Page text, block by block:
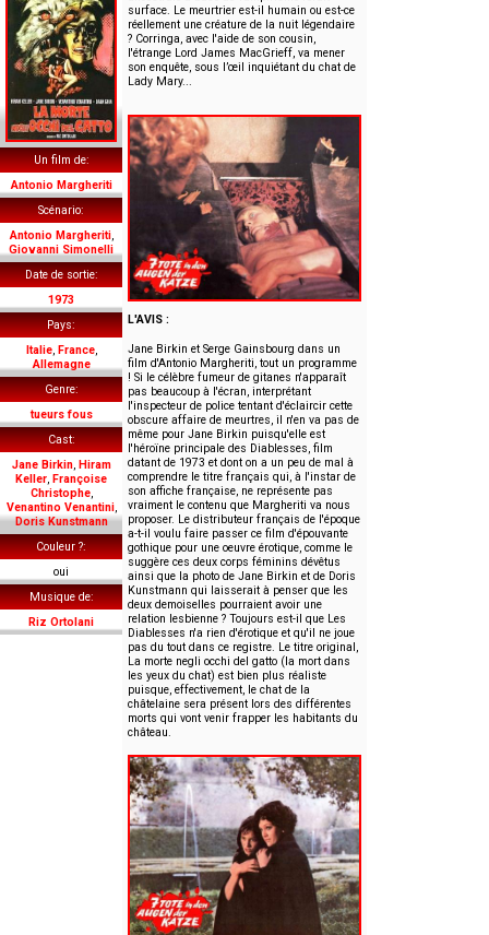
Un film de
Antonio Margheriti
Scénario
Antonio Margheriti,
Giovanni Simonelli
Date de sortie
1973
Pays
Italie, France,
Allemagne
Genre
tueurs fous
Cast
Jane Birkin, Hiram
Keller, Françoise
Christophe,
Venantino Venantini,
Doris Kunstmann
Couleur ?
oui
Musique de
Riz Ortolani
surface. Le meurtrier est-il humain ou est-ce
réellement une créature de la nuit légendaire
? Corringa, avec l'aide de son cousin,
l'étrange Lord James MacGrieff, va mener
son enquête, sous l’œil inquiétant du chat de
Lady Mary...
L'AVIS :
Jane Birkin et Serge Gainsbourg dans un
film d'Antonio Margheriti, tout un programme
! Si le célèbre fumeur de gitanes n'apparaît
pas beaucoup à l'écran, interprétant
l'inspecteur de police tentant d'éclaircir cette
obscure affaire de meurtres, il n'en va pas de
même pour Jane Birkin puisqu'elle est
l'héroïne principale des Diablesses, film
datant de 1973 et dont on a un peu de mal à
comprendre le titre français qui, à l'instar de
son affiche française, ne représente pas
vraiment le contenu que Margheriti va nous
proposer. Le distributeur français de l'époque
a-t-il voulu faire passer ce film d'épouvante
gothique pour une oeuvre érotique, comme le
suggère ces deux corps féminins dévêtus
ainsi que la photo de Jane Birkin et de Doris
Kunstmann qui laisserait à penser que les
deux demoiselles pourraient avoir une
relation lesbienne ? Toujours est-il que Les
Diablesses n'a rien d'érotique et qu'il ne joue
pas du tout dans ce registre. Le titre original,
La morte negli occhi del gatto (la mort dans
les yeux du chat) est bien plus réaliste
puisque, effectivement, le chat de la
châtelaine sera présent lors des différentes
morts qui vont venir frapper les habitants du
château.